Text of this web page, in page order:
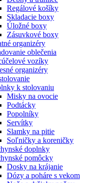
Regálové košíky
Skladacie boxy
Úložné boxy
Zásuvkové boxy
organizéry
oblečenia
vozíky
organizéry
k stolovaniu
Misky na ovocie
Podtácky
Popolníky
Servítky
Slamky na pitie
Soľničky a koreničky
doplnky
pomôcky
Dosky na krájanie
Dózy a poháre s vekom